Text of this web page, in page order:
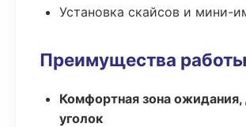
Установка скайсов и мини-
Преимущества
Комфортная зона ожидания,
уголок